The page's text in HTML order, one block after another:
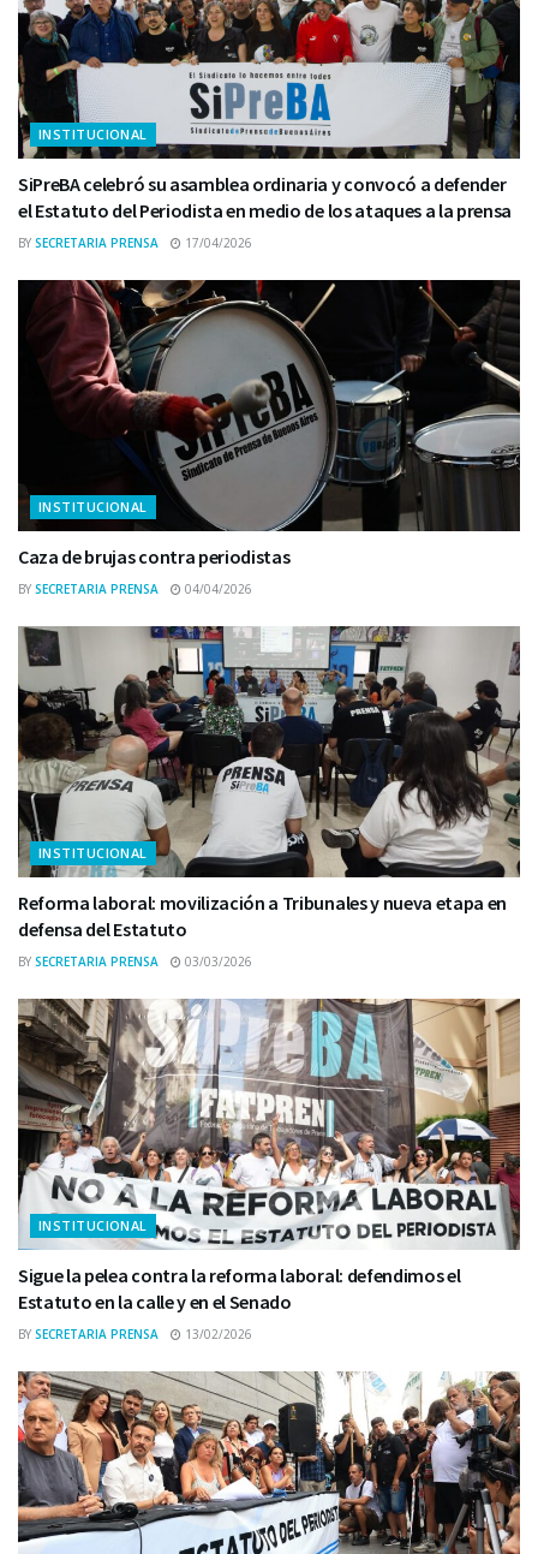
INSTITUCIONAL
SiPreBA celebró su asamblea ordinaria y convocó a defender
el Estatuto del Periodista en medio de los ataques a la prensa
BY SECRETARIA PRENSA 17/04/2026
INSTITUCIONAL
Caza de brujas contra periodistas
BY SECRETARIA PRENSA 04/04/2026
INSTITUCIONAL
Reforma laboral: movilización a Tribunales y nueva etapa en
defensa del Estatuto
BY SECRETARIA PRENSA 03/03/2026
INSTITUCIONAL
Sigue la pelea contra la reforma laboral: defendimos el
Estatuto en la calle y en el Senado
BY SECRETARIA PRENSA 13/02/2026